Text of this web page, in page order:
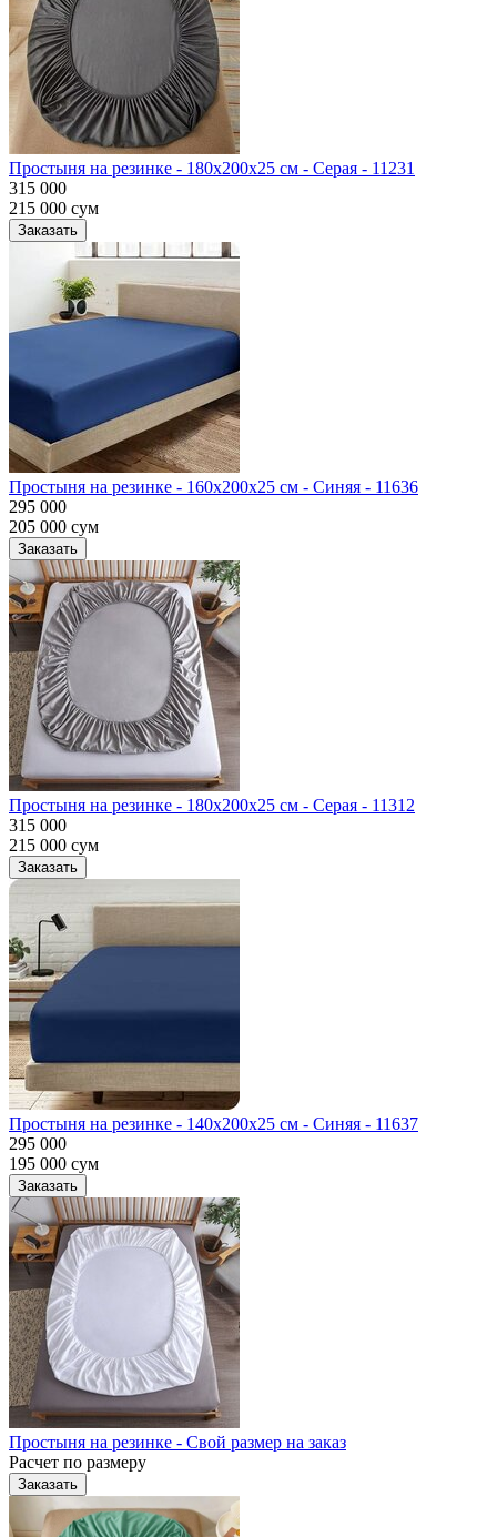
Простыня на резинке - 180x200x25 cм - Серая - 11231
315 000
215 000 сум
Заказать
Простыня на резинке - 160x200x25 cм - Синяя - 11636
295 000
205 000 сум
Заказать
Простыня на резинке - 180x200x25 cм - Серая - 11312
315 000
215 000 сум
Заказать
Простыня на резинке - 140x200x25 cм - Синяя - 11637
295 000
195 000 сум
Заказать
Простыня на резинке - Свой размер на заказ
Расчет по размеру
Заказать